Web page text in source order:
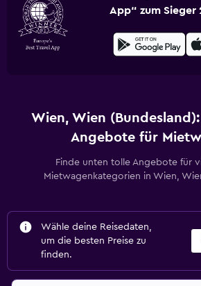
App“ zum
Wien, Wien
Angebote für
Finde unten tolle Angebote für
Mietwagenkategorien in Wien,
Wähle deine Reisedaten,
um die besten Preise zu
finden.